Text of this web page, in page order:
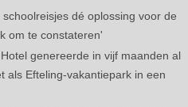
dé oplossing voor de
om te constateren'
genereerde in vijf maanden al
als Efteling-vakantiepark in een